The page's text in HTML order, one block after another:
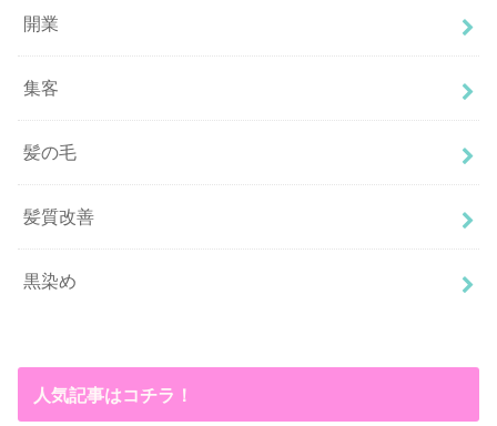
開業
集客
髪の毛
髪質改善
黒染め
人気記事はコチラ！